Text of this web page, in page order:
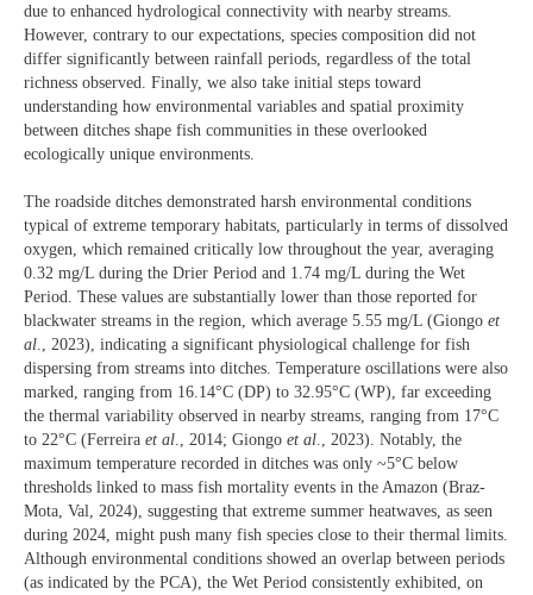
due to enhanced hydrological connectivity with nearby streams.
However, contrary to our expectations, species composition did not
differ significantly between rainfall periods, regardless of the total
richness observed. Finally, we also take initial steps toward
understanding how environmental variables and spatial proximity
between ditches shape fish communities in these overlooked
ecologically unique environments.
The roadside ditches demonstrated harsh environmental conditions
typical of extreme temporary habitats, particularly in terms of dissolved
oxygen, which remained critically low throughout the year, averaging
0.32 mg/L during the Drier Period and 1.74 mg/L during the Wet
Period. These values are substantially lower than those reported for
blackwater streams in the region, which average 5.55 mg/L (Giongo et
al., 2023), indicating a significant physiological challenge for fish
dispersing from streams into ditches. Temperature oscillations were also
marked, ranging from 16.14°C (DP) to 32.95°C (WP), far exceeding
the thermal variability observed in nearby streams, ranging from 17°C
to 22°C (Ferreira et al., 2014; Giongo et al., 2023). Notably, the
maximum temperature recorded in ditches was only ~5°C below
thresholds linked to mass fish mortality events in the Amazon (Braz-
Mota, Val, 2024), suggesting that extreme summer heatwaves, as seen
during 2024, might push many fish species close to their thermal limits.
Although environmental conditions showed an overlap between periods
(as indicated by the PCA), the Wet Period consistently exhibited, on